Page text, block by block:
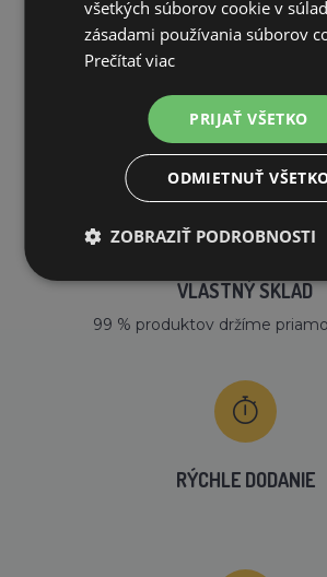
DOPRAVA ZDARMA
na všetky objednávky od 200€
VLASTNÝ SKLAD
99 % produktov držíme
RÝCHLE DODANIE
všetkých súborov cookie v
zásadami používania súborov
Prečítať viac
PRIJAŤ VŠETKO
ODMIETNUŤ
ZOBRAZIŤ PODROBNOSTI